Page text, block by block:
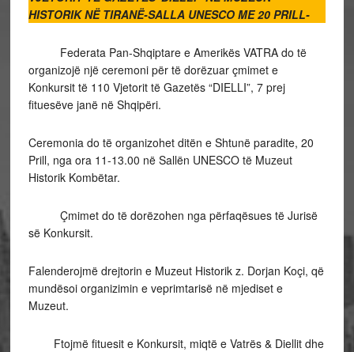
HISTORIK NË TIRANË-SALLA UNESCO ME 20 PRILL-
Federata Pan-Shqiptare e Amerikës VATRA do të
organizojë një ceremoni për të dorëzuar çmimet e
Konkursit të 110 Vjetorit të Gazetës “DIELLI”, 7 prej
fituesëve janë në Shqipëri.
Ceremonia do të organizohet ditën e Shtunë paradite, 20
Prill, nga ora 11-13.00 në Sallën UNESCO të Muzeut
Historik Kombëtar.
Çmimet do të dorëzohen nga përfaqësues të Jurisë
së Konkursit.
Falenderojmë drejtorin e Muzeut Historik z. Dorjan Koçi, që
mundësoi organizimin e veprimtarisë në mjediset e
Muzeut.
Ftojmë fituesit e Konkursit, miqtë e Vatrës & Diellit dhe